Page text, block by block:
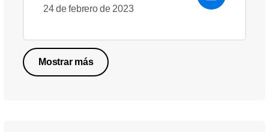
24 de febrero de 2023
Mostrar más